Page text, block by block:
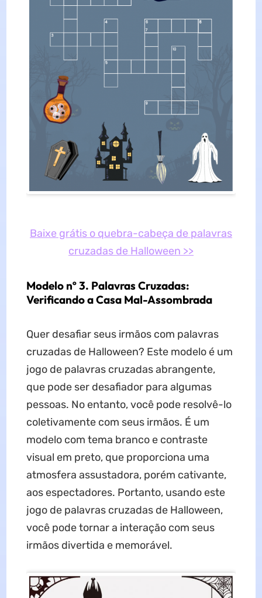
Baixe grátis o quebra-cabeça de palavras
cruzadas de Halloween >>
Modelo nº 3. Palavras Cruzadas:
Verificando a Casa Mal-Assombrada
Quer desafiar seus irmãos com palavras
cruzadas de Halloween? Este modelo é um
jogo de palavras cruzadas abrangente,
que pode ser desafiador para algumas
pessoas. No entanto, você pode resolvê-lo
coletivamente com seus irmãos. É um
modelo com tema branco e contraste
visual em preto, que proporciona uma
atmosfera assustadora, porém cativante,
aos espectadores. Portanto, usando este
jogo de palavras cruzadas de Halloween,
você pode tornar a interação com seus
irmãos divertida e memorável.